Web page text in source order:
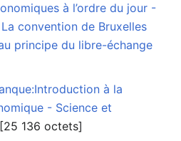
à l’ordre du jour -
convention de Bruxelles
principe du libre-échange
à la
- Science et
‎[25 136 octets]